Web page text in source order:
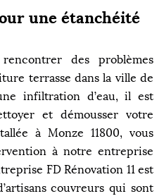
une étanchéité
des problèmes
terrasse dans la ville de
infiltration d’eau, il est
et démousser votre
à Monze 11800, vous
à notre entreprise
FD Rénovation 11 est
couvreurs qui sont